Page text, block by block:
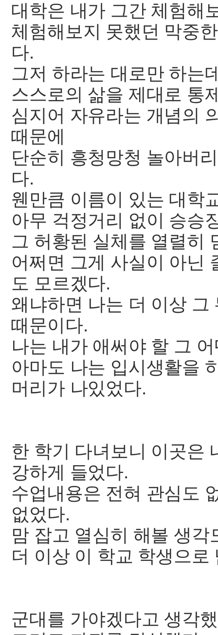
대학은 내가 그간 체험해
체험해보지 못했던 막중
다.
그저 하라는 대로만 하는
스스로의 삶을 제대로 통
심지어 자유라는 개념의
때문에
단순히 흥청망청 놀아버
다.
웬만큼 이름이 있는 대학
아무 걱정거리 없이 승승
그 허황된 실체를 열렬히
어쩌면 그게 사실이 아닌
도 모르겠다.
왜냐하면 나는 더 이상
때문이다.
나는 내가 애써야 할 그
아마도 나는 입시생활을
머리가 나있었다.
한 학기 다녀보니 이곳은
강하게 들었다.
수업내용은 전혀 관심도
없었다.
맘 잡고 열심히 해볼 생각
더 이상 이 학교 학생으
군대를 가야겠다고 생각